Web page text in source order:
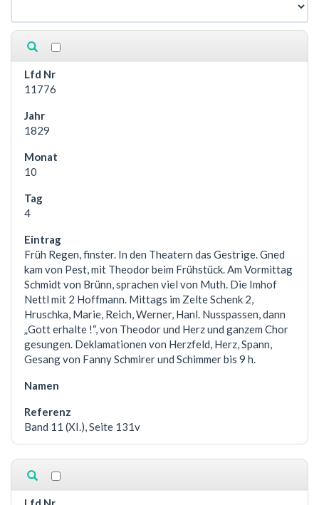
11776
1829
10
4
Früh Regen, finster. In den Theatern das Gestrige. Gned
kam von Pest, mit Theodor beim Frühstück. Am Vormittag
Schmidt von Brünn, sprachen viel von Muth. Die Imhof
Nettl mit 2 Hoffmann. Mittags im Zelte Schenk 2,
Hruschka, Marie, Reich, Werner, Hanl. Nusspassen, dann
„Gott erhalte !“, von Theodor und Herz und ganzem Chor
gesungen. Deklamationen von Herzfeld, Herz, Spann,
Gesang von Fanny Schmirer und Schimmer bis 9 h.
Band 11 (XI.), Seite 131v